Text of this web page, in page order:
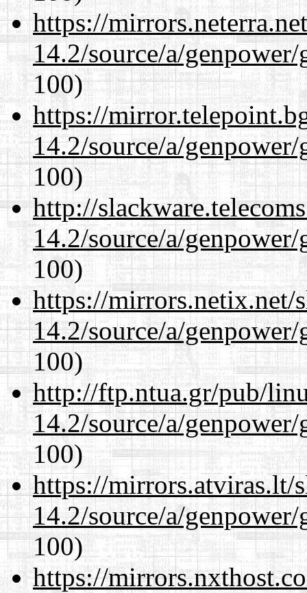
https://
14.2/source/a/
100)
https://
14.2/source/a/
100)
http://
14.2/source/a/
100)
https://mirrors.netix.net/
14.2/source/a/
100)
http://ftp.ntua.gr/pub/
14.2/source/a/
100)
https://mirrors.atviras.lt/
14.2/source/a/
100)
https://